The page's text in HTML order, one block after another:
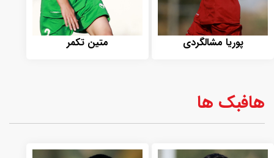
پوریا مشالگردی متین تکمر
هافبک ها